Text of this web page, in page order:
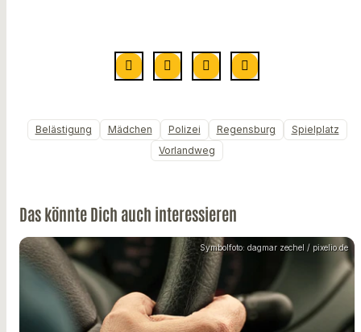
Belästigung Mädchen Polizei Regensburg
Spielplatz
Vorlandweg
Das könnte Dich auch interessieren
Symbolfoto: dagmar zechel / pixelio.de